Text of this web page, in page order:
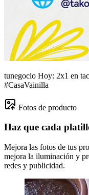
tunegocio Hoy: 2x1 en
#CasaVainilla
Fotos de producto
Haz que cada
Mejora las fotos de tus
mejora la iluminación y
redes y publicidad.